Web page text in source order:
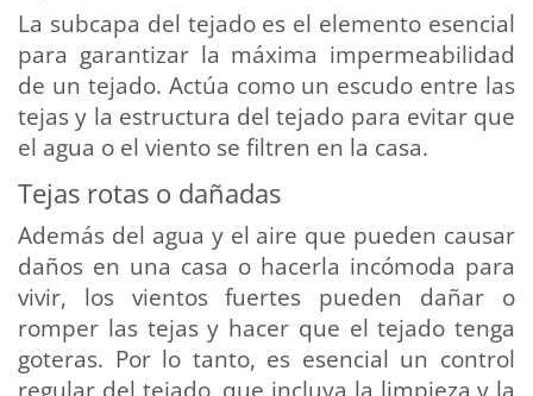
La subcapa del tejado es el elemento esencial
para garantizar la máxima impermeabilidad
de un tejado. Actúa como un escudo entre las
tejas y la estructura del tejado para evitar que
el agua o el viento se filtren en la casa.
Tejas rotas o dañadas
Además del agua y el aire que pueden causar
daños en una casa o hacerla incómoda para
vivir, los vientos fuertes pueden dañar o
romper las tejas y hacer que el tejado tenga
goteras. Por lo tanto, es esencial un control
regular del tejado, que incluya la limpieza y la